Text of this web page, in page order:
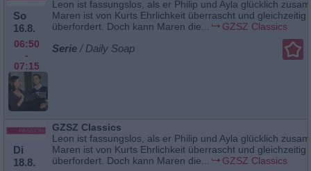
So
16.8.
06:50
-
07:15
Leon ist fassungslos, als er Philip und Ayla glücklich
Maren ist von Kurts Ehrlichkeit überrascht und gleichzeitig
überfordert. Doch kann Maren die...
GZSZ Classics
Serie / Daily Soap
Di
18.8.
GZSZ Classics
Leon ist fassungslos, als er Philip und Ayla glücklich
Maren ist von Kurts Ehrlichkeit überrascht und gleichzeitig
überfordert. Doch kann Maren die...
GZSZ Classics